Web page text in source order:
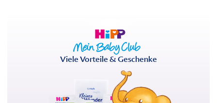
Viele Vorteile & Geschenke